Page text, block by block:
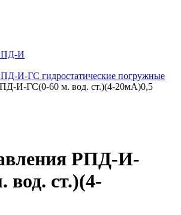
И
И-ГС гидростатические погружные
И-ГС(0-60 м. вод. ст.)(4-20мА)0,5
РПД-И-
вод. ст.)(4-